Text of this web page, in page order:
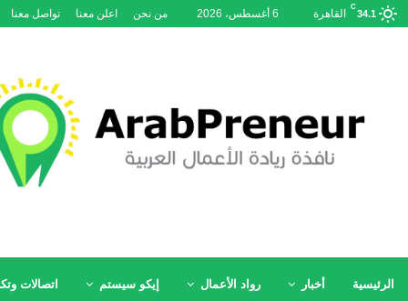
34.1
C
القاهرة 6 أغسطس، 2026 من نحن اعلن معنا تواصل معنا
الرئيسية أخبار رواد الأعمال إيكو سيستم اتصالات